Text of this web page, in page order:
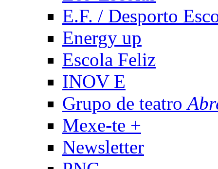
E.F. / Desporto
Energy up
Escola Feliz
INOV E
Grupo de teatro
Mexe-te +
Newsletter